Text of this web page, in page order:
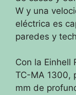
W y una
eléctrica es
paredes y
Con la Einhell
TC-MA 1300,
mm de